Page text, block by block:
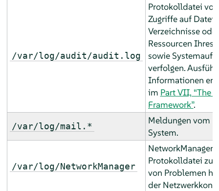
/var/log/audit/audit.log
Protokolldatei
Zugriffe auf
Verzeichnisse oder
Ressourcen Ihres
sowie
verfolgen.
Informationen
im Part VII, “The
Framework”.
/var/log/mail.*
Meldungen vom
System.
/var/log/NetworkManager
NetworkManager-
Protokolldatei zur
von Problemen
der